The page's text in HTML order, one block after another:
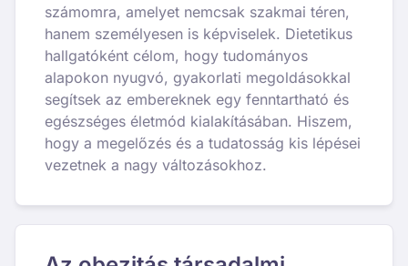
számomra, amelyet nemcsak szakmai téren,
hanem személyesen is képviselek. Dietetikus
hallgatóként célom, hogy tudományos
alapokon nyugvó, gyakorlati megoldásokkal
segítsek az embereknek egy fenntartható és
egészséges életmód kialakításában. Hiszem,
hogy a megelőzés és a tudatosság kis lépései
vezetnek a nagy változásokhoz.